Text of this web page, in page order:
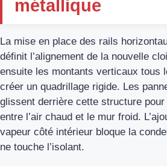
métallique
La mise en place des rails
définit l’alignement de la nouvelle
ensuite les montants verticaux tous
créer un quadrillage rigide. Les
glissent derrière cette structure
entre l’air chaud et le mur froid.
vapeur côté intérieur bloque la
ne touche l’isolant.